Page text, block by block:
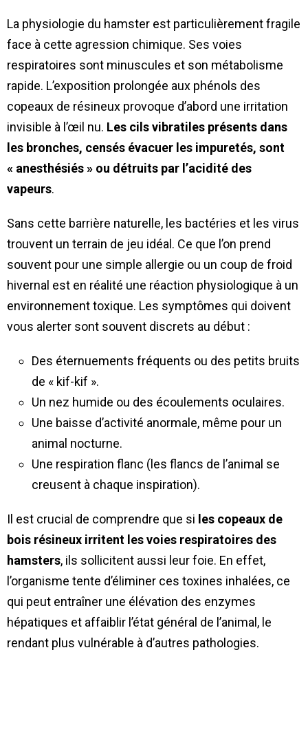
La physiologie du hamster est particulièrement fragile
face à cette agression chimique. Ses voies
respiratoires sont minuscules et son métabolisme
rapide. L’exposition prolongée aux phénols des
copeaux de résineux provoque d’abord une irritation
invisible à l’œil nu. Les cils vibratiles présents dans
les bronches, censés évacuer les impuretés, sont
« anesthésiés » ou détruits par l’acidité des
vapeurs.
Sans cette barrière naturelle, les bactéries et les virus
trouvent un terrain de jeu idéal. Ce que l’on prend
souvent pour une simple allergie ou un coup de froid
hivernal est en réalité une réaction physiologique à un
environnement toxique. Les symptômes qui doivent
vous alerter sont souvent discrets au début :
Des éternuements fréquents ou des petits bruits
de « kif-kif ».
Un nez humide ou des écoulements oculaires.
Une baisse d’activité anormale, même pour un
animal nocturne.
Une respiration flanc (les flancs de l’animal se
creusent à chaque inspiration).
Il est crucial de comprendre que si les copeaux de
bois résineux irritent les voies respiratoires des
hamsters, ils sollicitent aussi leur foie. En effet,
l’organisme tente d’éliminer ces toxines inhalées, ce
qui peut entraîner une élévation des enzymes
hépatiques et affaiblir l’état général de l’animal, le
rendant plus vulnérable à d’autres pathologies.